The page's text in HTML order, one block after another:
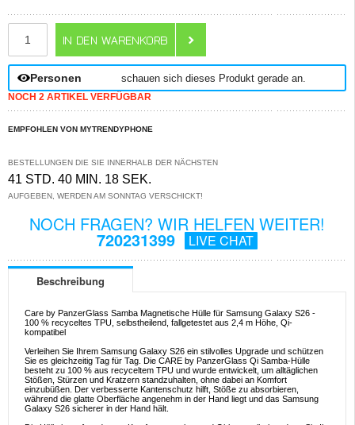
Personen schauen sich dieses Produkt gerade an.
NOCH 2 ARTIKEL VERFÜGBAR
EMPFOHLEN VON MYTRENDYPHONE
BESTELLUNGEN DIE SIE INNERHALB DER NÄCHSTEN
41 STD. 40 MIN. 17 SEK.
AUFGEBEN, WERDEN AM SONNTAG VERSCHICKT!
NOCH FRAGEN? WIR HELFEN WEITER!
720231399 LIVE CHAT
Beschreibung
Care by PanzerGlass Samba Magnetische Hülle für Samsung Galaxy S26 -
100 % recyceltes TPU, selbstheilend, fallgetestet aus 2,4 m Höhe, Qi-
kompatibel
Verleihen Sie Ihrem Samsung Galaxy S26 ein stilvolles Upgrade und schützen
Sie es gleichzeitig Tag für Tag. Die CARE by PanzerGlass Qi Samba-Hülle
besteht zu 100 % aus recyceltem TPU und wurde entwickelt, um alltäglichen
Stößen, Stürzen und Kratzern standzuhalten, ohne dabei an Komfort
einzubüßen. Der verbesserte Kantenschutz hilft, Stöße zu absorbieren,
während die glatte Oberfläche angenehm in der Hand liegt und das Samsung
Galaxy S26 sicherer in der Hand hält.